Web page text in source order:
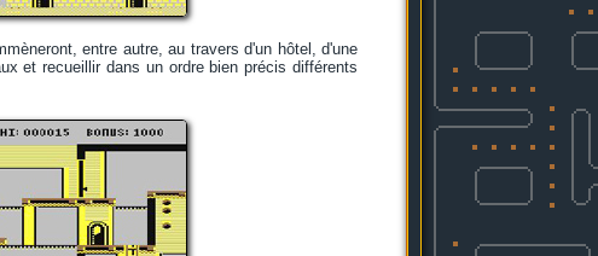
entre autre, au travers d'un hôtel, d'une
et recueillir dans un ordre bien précis différents